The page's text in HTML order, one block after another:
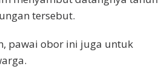
tersebut.
pawai obor ini juga untuk